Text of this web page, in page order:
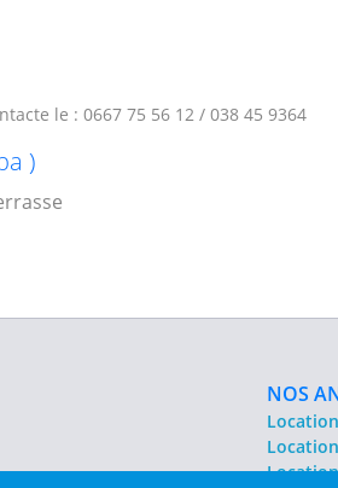
le : 0667 75 56 12 / 038 45 9364
)
NOS